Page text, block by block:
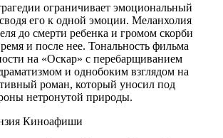
ограничивает эмоциональный
его к одной эмоции. Меланхолия
до смерти ребенка и громом скорби
и после нее. Тональность фильма
на «Оскар» с перебарщиванием
и однобоким взглядом на
роман, который уносил под
нетронутой природы.